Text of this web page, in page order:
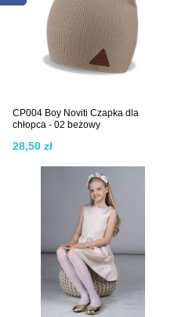
CP004 Boy Noviti Czapka dla
chłopca - 02 beżowy
28,50 zł